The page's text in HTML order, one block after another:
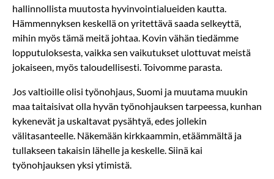
hallinnollista muutosta hyvinvointialueiden kautta.
Hämmennyksen keskellä on yritettävä saada selkeyttä,
mihin myös tämä meitä johtaa. Kovin vähän tiedämme
lopputuloksesta, vaikka sen vaikutukset ulottuvat meistä
jokaiseen, myös taloudellisesti. Toivomme parasta.
Jos valtioille olisi työnohjaus, Suomi ja muutama muukin
maa taitaisivat olla hyvän työnohjauksen tarpeessa, kunhan
kykenevät ja uskaltavat pysähtyä, edes jollekin
välitasanteelle. Näkemään kirkkaammin, etäämmältä ja
tullakseen takaisin lähelle ja keskelle. Siinä kai
työnohjauksen yksi ytimistä.